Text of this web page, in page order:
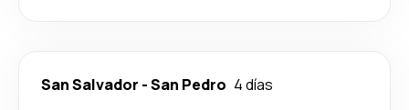
San Salvador -San Pedro 4 días